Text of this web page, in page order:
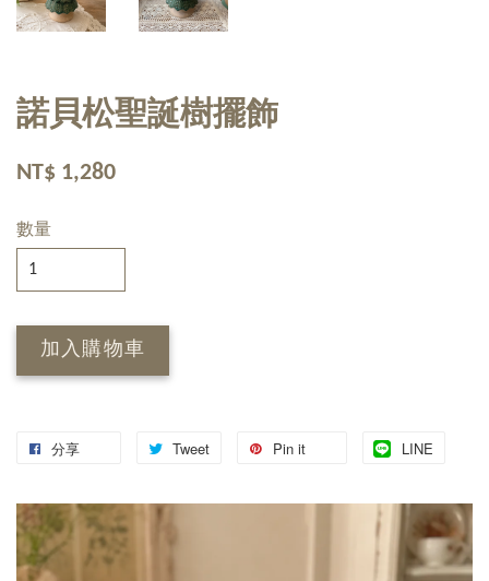
諾貝松聖誕樹擺飾
NT$ 1,280
數量
加入購物車
分享 Tweet Pin it LINE